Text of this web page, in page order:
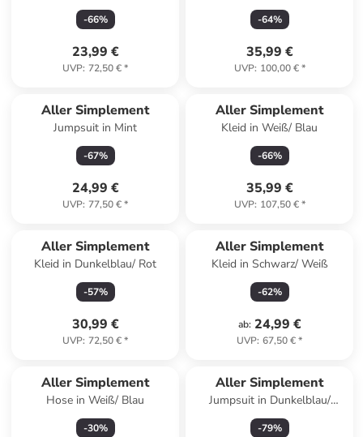
-66%
23,99 €
UVP: 72,50 €*
-64%
35,99 €
UVP: 100,00 €*
Aller Simplement
Jumpsuit in Mint
-67%
24,99 €
UVP: 77,50 €*
Aller Simplement
Kleid in Weiß/ Blau
-66%
35,99 €
UVP: 107,50 €*
Aller Simplement
Kleid in Dunkelblau/ Rot
-57%
30,99 €
UVP: 72,50 €*
Aller Simplement
Kleid in Schwarz/ Weiß
-62%
ab: 24,99 €
UVP: 67,50 €*
Aller Simplement
Hose in Weiß/ Blau
-30%
Aller Simplement
Jumpsuit in Dunkelblau/
Türkis
-79%